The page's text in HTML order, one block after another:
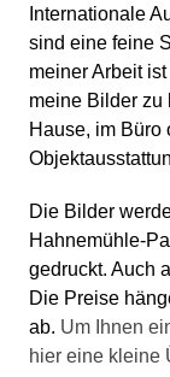
Internationale
sind eine feine
meiner Arbeit
meine Bilder zu
Hause, im Büro
Die Bilder
Hahnemühle-
gedruckt. Auch
Die Preise
ab. Um Ihnen
hier eine kleine